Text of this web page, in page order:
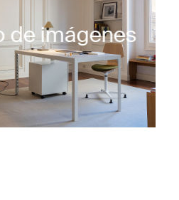
de imágenes